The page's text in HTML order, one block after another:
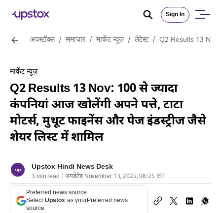
Sign In
अपस्टॉक्स / समाचार / मार्केट न्यूज़ / लेटेस्ट / Q2 Results 13 Nov:
मार्केट न्यूज़
Q2 Results 13 Nov: 100 से ज्यादा
कंपनियां आज खोलेंगी अपने पत्ते, टाटा
मोटर्स, मुथूट फाइनेंस और पेज इंडस्ट्रीज जैसे
शेयर लिस्ट में शामिल
Upstox Hindi News Desk
3 min read | अपडेटेड November 13, 2025, 08:25 IST
Preferred news source
Select Upstox as yourPreferred news
source